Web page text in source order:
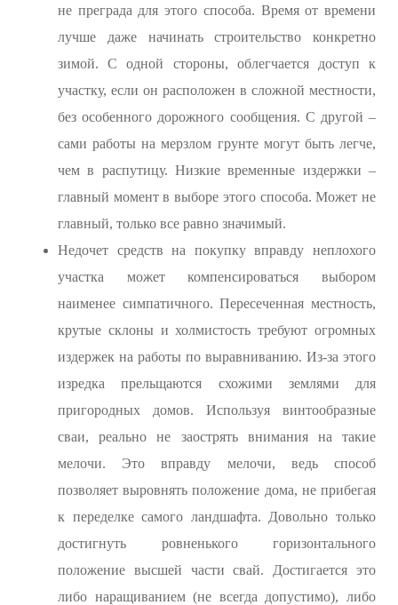
не преграда для этого способа. Время от времени
лучше даже начинать строительство конкретно
зимой. С одной стороны, облегчается доступ к
участку, если он расположен в сложной местности,
без особенного дорожного сообщения. С другой –
сами работы на мерзлом грунте могут быть легче,
чем в распутицу. Низкие временные издержки –
главный момент в выборе этого способа. Может не
главный, только все равно значимый.
Недочет средств на покупку вправду неплохого
участка может компенсироваться выбором
наименее симпатичного. Пересеченная местность,
крутые склоны и холмистость требуют огромных
издержек на работы по выравниванию. Из-за этого
изредка прельщаются схожими землями для
пригородных домов. Используя винтообразные
сваи, реально не заострять внимания на такие
мелочи. Это вправду мелочи, ведь способ
позволяет выровнять положение дома, не прибегая
к переделке самого ландшафта. Довольно только
достигнуть ровненького горизонтального
положение высшей части свай. Достигается это
либо наращиванием (не всегда допустимо), либо